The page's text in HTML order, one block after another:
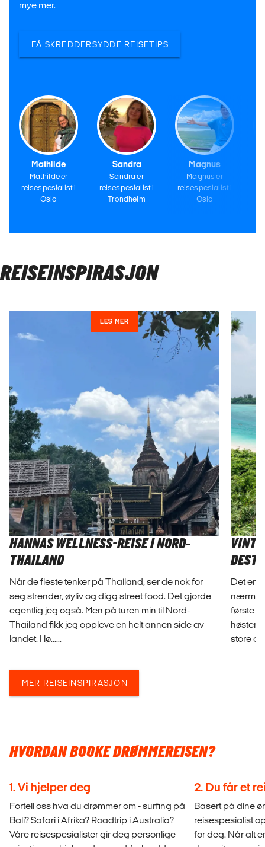
mye mer.
FÅ SKREDDERSYDDE REISETIPS
Mathilde
Mathilde er
reisespesialist i
Oslo
Sandra
Sandra er
reisespesialist i
Trondheim
Magnus
Magnus er
reisespesialist i
Oslo
REISEINSPIRASJON
LES MER
HANNAS WELLNESS-REISE I NORD-
THAILAND
Når de fleste tenker på Thailand, ser de nok for
seg strender, øyliv og digg street food. Det gjorde
egentlig jeg også. Men på turen min til Nord-
Thailand fikk jeg oppleve en helt annen side av
landet. I lø......
Det er
nærmer
første
høsten
store
MER REISEINSPIRASJON
HVORDAN BOOKE DRØMMEREISEN?
1. Vi hjelper deg
Fortell oss hva du drømmer om - surfing på
Bali? Safari i Afrika? Roadtrip i Australia?
Våre reisespesialister gir deg personlige
2. Du får et
Basert på dine
reisespesialist
for deg. Når alt